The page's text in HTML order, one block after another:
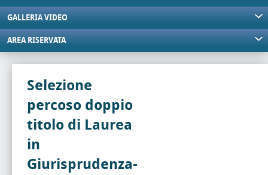
GALLERIA VIDEO
AREA RISERVATA
Selezione
percoso doppio
titolo di Laurea
in
Giurisprudenza-